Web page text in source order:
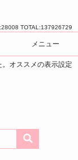
28008 TOTAL:137926729
メニュー
。オススメの表示設定